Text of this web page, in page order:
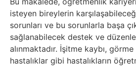
Bilgisayar
Bilim
Bitcoin
isteyen bireylerin
sorunları ve bu sorunlarla başa
sağlanabilecek destek ve
alınmaktadır. İşitme kaybı,
hastalıklar gibi hastalıkların